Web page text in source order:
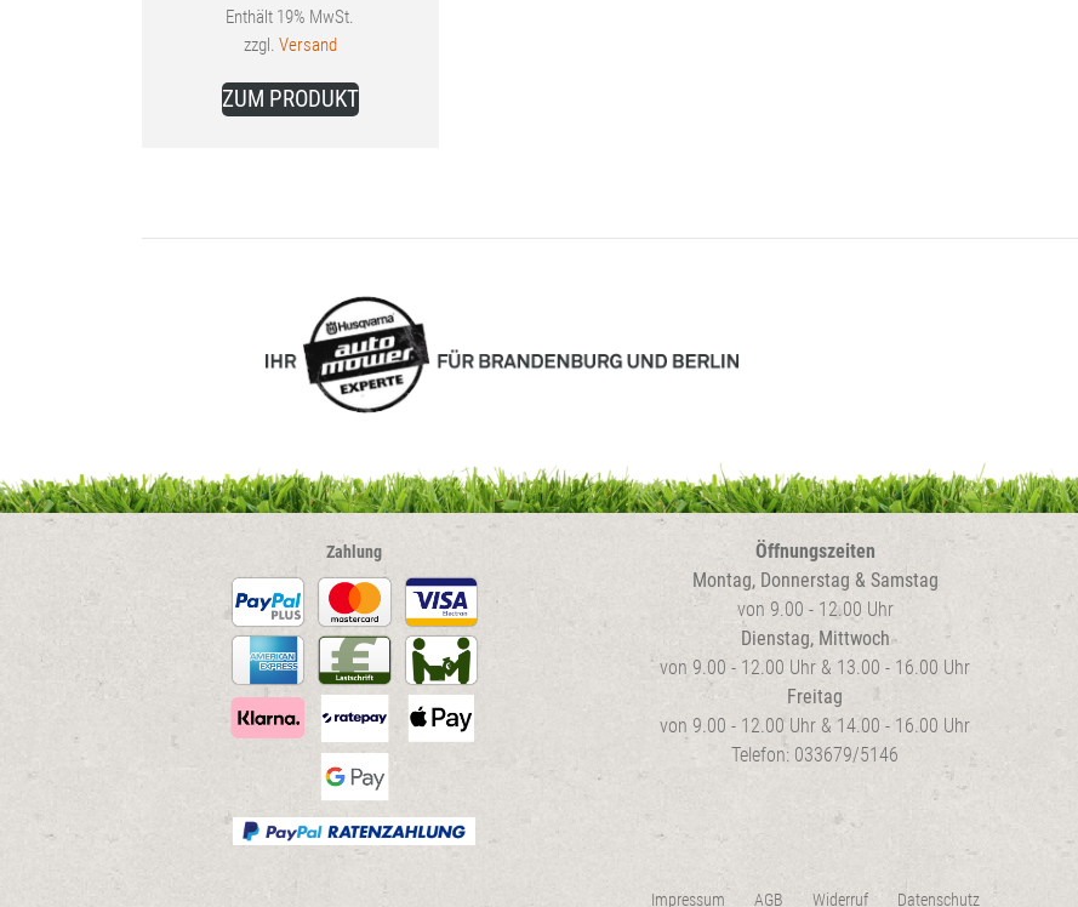
Enthält 19% MwSt.
zzgl. Versand
ZUM PRODUKT
Zahlung
Öffnungszeiten
Montag, Donnerstag & Samstag
von 9.00 - 12.00 Uhr
Dienstag, Mittwoch
von 9.00 - 12.00 Uhr & 13.00 - 16.00 Uhr
Freitag
von 9.00 - 12.00 Uhr & 14.00 - 16.00 Uhr
Telefon: 033679/5146
Impressum AGB Widerruf Datenschutz